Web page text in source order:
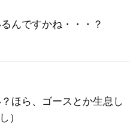
んですかね・・・？
ほら、ゴースとか生息し
）